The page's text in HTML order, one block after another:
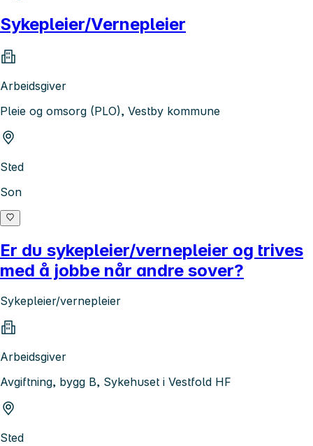
Sykepleier/Vernepleier
Arbeidsgiver
Pleie og omsorg (PLO), Vestby kommune
Sted
Son
Er du sykepleier/vernepleier og trives
med å jobbe når andre sover?
Sykepleier/vernepleier
Arbeidsgiver
Avgiftning, bygg B, Sykehuset i Vestfold HF
Sted